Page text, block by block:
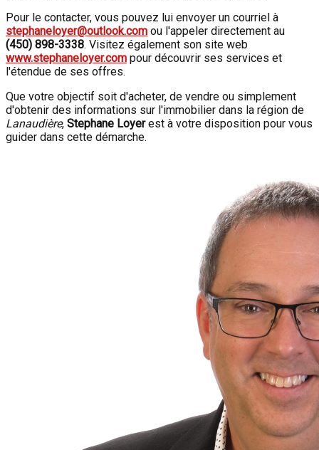
Pour le contacter, vous pouvez lui envoyer un courriel à
stephaneloyer@outlook.com ou l'appeler directement au
(450) 898-3338. Visitez également son site web
www.stephaneloyer.com pour découvrir ses services et
l'étendue de ses offres.
Que votre objectif soit d'acheter, de vendre ou simplement
d'obtenir des informations sur l'immobilier dans la région de
Lanaudière, Stephane Loyerest à votre disposition pour vous
guider dans cette démarche.